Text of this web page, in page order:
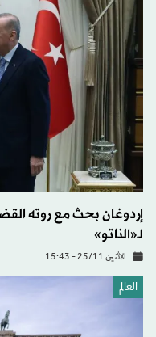
إردوغان بحث مع روته
لـ«الناتو»
الاثنين 25/11 - 15:43
العالم